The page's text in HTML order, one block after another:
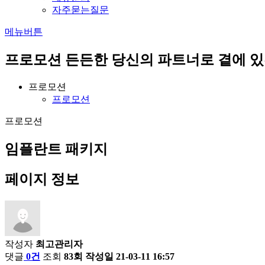
자주묻는질문
메뉴버튼
프로모션 든든한 당신의 파트너로 곁에
프로모션
프로모션
프로모션
임플란트 패키지
페이지 정보
작성자 최고관리자
댓글 0건 조회 83회 작성일 21-03-11 16:57